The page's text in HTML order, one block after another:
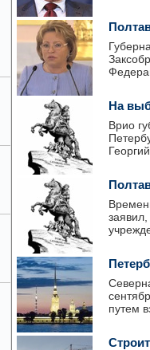
На
Врио
путем